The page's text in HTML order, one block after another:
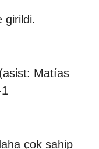
girildi.
Matías
çok sahip